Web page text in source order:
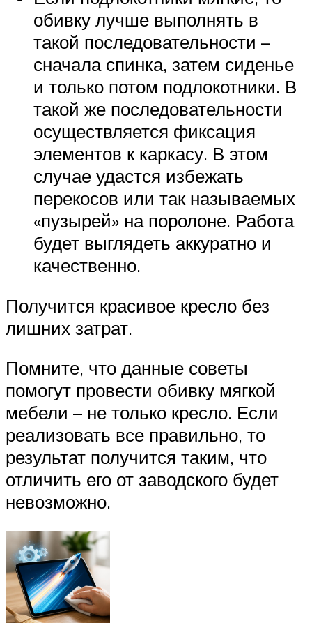
обивку лучше выполнять в
такой последовательности –
сначала спинка, затем сиденье
и только потом подлокотники. В
такой же последовательности
осуществляется фиксация
элементов к каркасу. В этом
случае удастся избежать
перекосов или так называемых
«пузырей» на поролоне. Работа
будет выглядеть аккуратно и
качественно.
Получится красивое кресло без
лишних затрат.
Помните, что данные советы
помогут провести обивку мягкой
мебели – не только кресло. Если
реализовать все правильно, то
результат получится таким, что
отличить его от заводского будет
невозможно.